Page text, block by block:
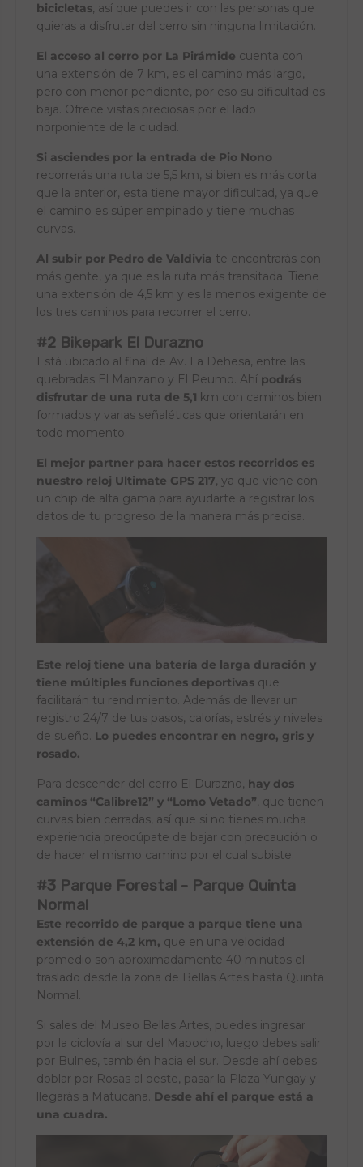
bicicletas, así que puedes ir con las personas que
quieras a disfrutar del cerro sin ninguna limitación.
El acceso al cerro por La Pirámide cuenta con
una extensión de 7 km, es el camino más largo,
pero con menor pendiente, por eso su dificultad es
baja. Ofrece vistas preciosas por el lado
norponiente de la ciudad.
Si asciendes por la entrada de Pio Nono
recorrerás una ruta de 5,5 km, si bien es más corta
que la anterior, esta tiene mayor dificultad, ya que
el camino es súper empinado y tiene muchas
curvas.
Al subir por Pedro de Valdivia te encontrarás con
más gente, ya que es la ruta más transitada. Tiene
una extensión de 4,5 km y es la menos exigente de
los tres caminos para recorrer el cerro.
#2 Bikepark El Durazno
Está ubicado al final de Av. La Dehesa, entre las
quebradas El Manzano y El Peumo. Ahí podrás
disfrutar de una ruta de 5,1 km con caminos bien
formados y varias señaléticas que orientarán en
todo momento.
El mejor partner para hacer estos recorridos es
nuestro reloj Ultimate GPS 217, ya que viene con
un chip de alta gama para ayudarte a registrar los
datos de tu progreso de la manera más precisa.
Este reloj tiene una batería de larga duración y
tiene múltiples funciones deportivas que
facilitarán tu rendimiento. Además de llevar un
registro 24/7 de tus pasos, calorías, estrés y niveles
de sueño. Lo puedes encontrar en negro, gris y
rosado.
Para descender del cerro El Durazno, hay dos
caminos “Calibre12” y “Lomo Vetado”, que tienen
curvas bien cerradas, así que si no tienes mucha
experiencia preocúpate de bajar con precaución o
de hacer el mismo camino por el cual subiste.
#3 Parque Forestal - Parque Quinta
Normal
Este recorrido de parque a parque tiene una
extensión de 4,2 km, que en una velocidad
promedio son aproximadamente 40 minutos el
traslado desde la zona de Bellas Artes hasta Quinta
Normal.
Si sales del Museo Bellas Artes, puedes ingresar
por la ciclovía al sur del Mapocho, luego debes salir
por Bulnes, también hacia el sur. Desde ahí debes
doblar por Rosas al oeste, pasar la Plaza Yungay y
llegarás a Matucana. Desde ahí el parque está a
una cuadra.